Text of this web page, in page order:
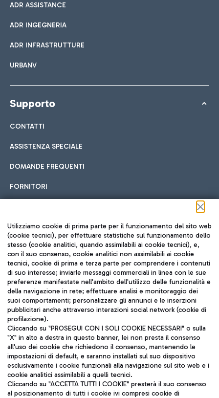
ADR ASSISTANCE
ADR INGEGNERIA
ADR INFRASTRUTTURE
URBANV
Supporto
CONTATTI
ASSISTENZA SPECIALE
DOMANDE FREQUENTI
FORNITORI
Seguici sui social
TRAVEL JOURNAL
ITA
Aeroporti di Roma S.p.A. - Società soggetta a direzione e
coordinamento di Mundys S.p.A.
Codice fiscale e Registro delle Imprese di Roma 13032990155 P.
Utilizziamo cookie di prima parte per il funzionamento del sito web
(cookie tecnici), per effettuare statistiche sul funzionamento dello
stesso (cookie analitici, quando assimilabili ai cookie tecnici), e,
con il suo consenso, cookie analitici non assimilabili ai cookie
tecnici, cookie di prima e terza parte per comprendere i contenuti
di suo interesse; inviarle messaggi commerciali in linea con le sue
preferenze manifestate nell'ambito dell'utilizzo delle funzionalità e
della navigazione in rete; effettuare analisi e monitoraggio dei
suoi comportamenti; personalizzare gli annunci e le inserzioni
pubblicitari anche attraverso interazioni social network (cookie di
profilazione).
Cliccando su "PROSEGUI CON I SOLI COOKIE NECESSARI" o sulla
"X" in alto a destra in questo banner, lei non presta il consenso
all'uso dei cookie che richiedono il consenso, mantenendo le
impostazioni di default, e saranno installati sul suo dispositivo
esclusivamente i cookie funzionali alla navigazione sul sito web e i
cookie analitici assimilabili a quelli tecnici.
Cliccando su "ACCETTA TUTTI I COOKIE" presterà il suo consenso
al posizionamento di tutti i cookie ivi compresi cookie di